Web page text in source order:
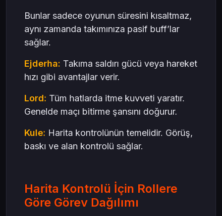
Bunlar sadece oyunun süresini kısaltmaz,
aynı zamanda takımınıza pasif buff’lar
sağlar.
Ejderha: Takıma saldırı gücü veya hareket
hızı gibi avantajlar verir.
Lord: Tüm hatlarda itme kuvveti yaratır.
Genelde maçı bitirme şansını doğurur.
Kule: Harita kontrolünün temelidir. Görüş,
baskı ve alan kontrolü sağlar.
Harita Kontrolü İçin Rollere
Göre Görev Dağılımı